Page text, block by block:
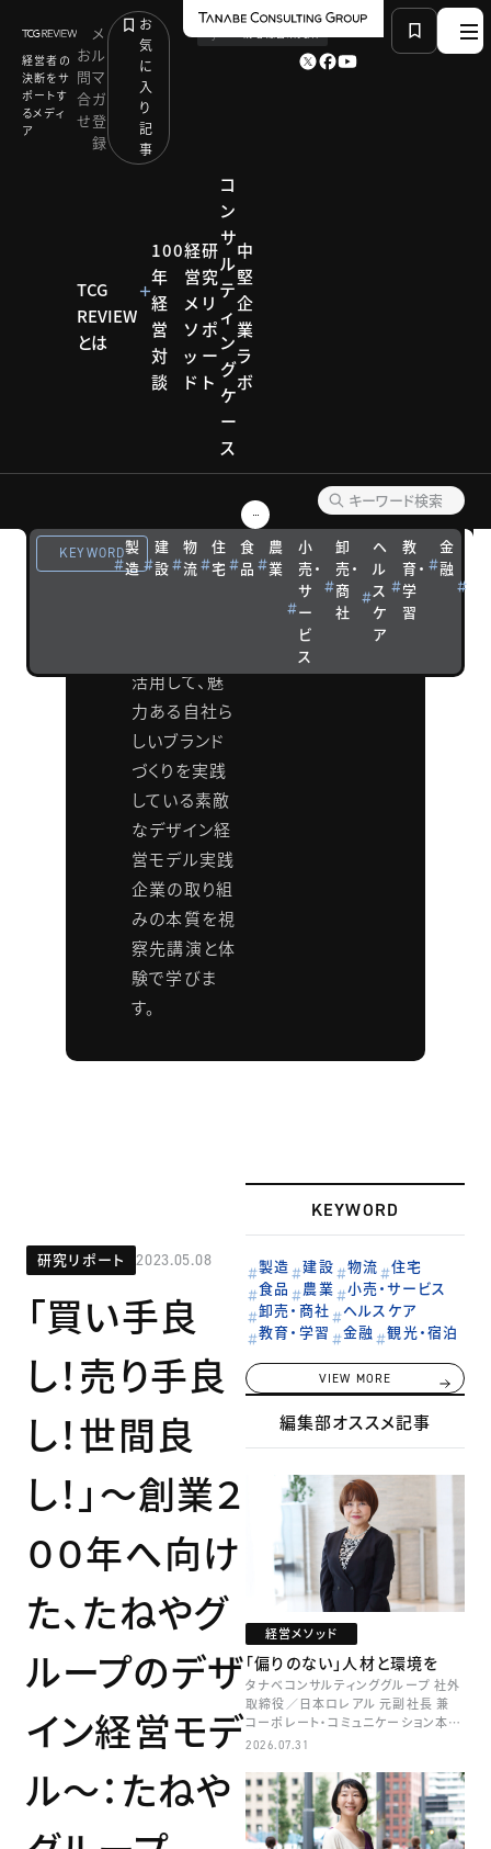
経営者の
決断をサ
ポートす
るメディ
ア
お
問
合
せ
メ
ル
マ
ガ
登
録
お
気
に
入
り
記
事
TCG
REVIEW
とは
100
年
経
営
対
談
経
営
メ
ソ
ッ
ド
研
究
リ
ポ
ー
ト
コ
ン
サ
ル
テ
ィ
ン
グ
ケ
ー
ス
中
堅
企
業
ラ
ボ
KEYWORD製
造
建
設
物
流
住
宅
食
品
農
業
小
売・
サ
ー
ビ
ス
卸
売・
商
社
ヘ
ル
ス
ケ
ア
教
育・
学
習
金
融
研究リポートデザイン経営モデル研究会
「買い手良し！売り手良し！世間良し！」～創業２００年
へ向けた、たねやグループのデザイン経営モデル～：た
ねやグループ
研究リポー
ン経営
モデル
研究会
活用して、魅
力ある自社ら
しいブランド
づくりを実践
している素敵
なデザイン経
営モデル実践
企業の取り組
みの本質を視
察先講演と体
験で学びま
す。
研究リポート 2023.05.08
「買い手良
し！売り手良
し！世間良
し！」～創業２
００年へ向け
た、たねやグ
ループのデザ
イン経営モデ
ル～：たねや
KEYWORD
製造 建設 物流
住宅
食品
農業
小売・サービス
卸売・商社
ヘルスケア
教育・学習
金融 観光・宿泊
VIEW MORE
編集部オススメ記事
経営メソッド
「偏りのない」人材と環境を
タナベコンサルティンググループ 社外
取締役／日本ロレアル 元副社長 兼
コーポレート・コミュニケーション本部
本部長／キャリアコンサルタント 井村
2026.07.31